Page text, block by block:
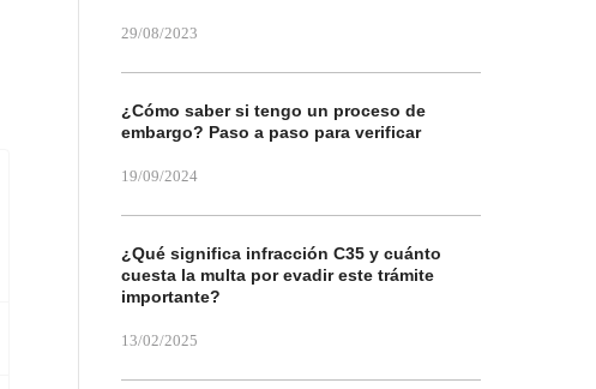
29/08/2023
¿Cómo saber si tengo un proceso de
embargo? Paso a paso para verificar
19/09/2024
¿Qué significa infracción C35 y cuánto
cuesta la multa por evadir este trámite
importante?
13/02/2025